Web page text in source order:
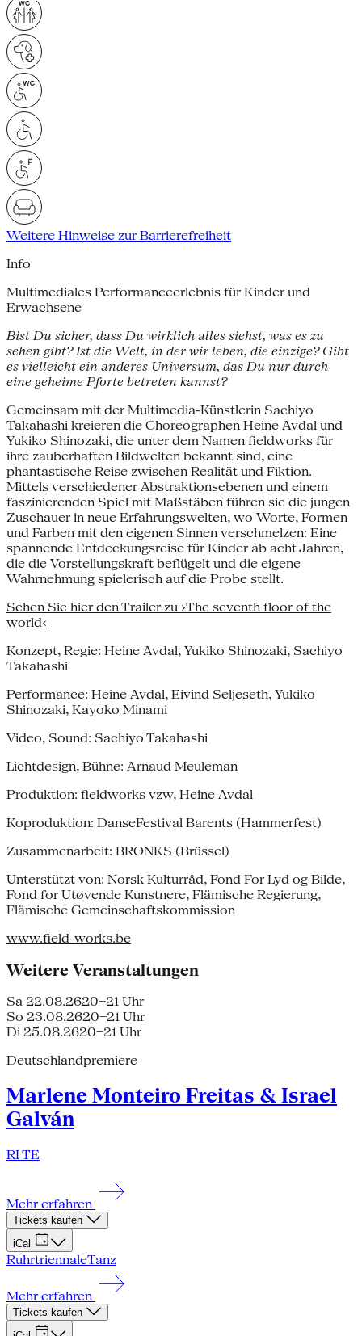
Weitere Hinweise zur Barrierefreiheit
Info
Multimediales Performanceerlebnis für Kinder und
Erwachsene
Bist Du sicher, dass Du wirklich alles siehst, was es zu
sehen gibt? Ist die Welt, in der wir leben, die einzige? Gibt
es vielleicht ein anderes Universum, das Du nur durch
eine geheime Pforte betreten kannst?
Gemeinsam mit der Multimedia-Künstlerin Sachiyo
Takahashi kreieren die Choreographen Heine Avdal und
Yukiko Shinozaki, die unter dem Namen fieldworks für
ihre zauberhaften Bildwelten bekannt sind, eine
phantastische Reise zwischen Realität und Fiktion.
Mittels verschiedener Abstraktionsebenen und einem
faszinierenden Spiel mit Maßstäben führen sie die jungen
Zuschauer in neue Erfahrungswelten, wo Worte, Formen
und Farben mit den eigenen Sinnen verschmelzen: Eine
spannende Entdeckungsreise für Kinder ab acht Jahren,
die die Vorstellungskraft beflügelt und die eigene
Wahrnehmung spielerisch auf die Probe stellt.
Sehen Sie hier den Trailer zu ›The seventh floor of the
world‹
Konzept, Regie: Heine Avdal, Yukiko Shinozaki, Sachiyo
Takahashi
Performance: Heine Avdal, Eivind Seljeseth, Yukiko
Shinozaki, Kayoko Minami
Video, Sound: Sachiyo Takahashi
Lichtdesign, Bühne: Arnaud Meuleman
Produktion: fieldworks vzw, Heine Avdal
Koproduktion: DanseFestival Barents (Hammerfest)
Zusammenarbeit: BRONKS (Brüssel)
Unterstützt von: Norsk Kulturråd, Fond For Lyd og Bilde,
Fond for Utøvende Kunstnere, Flämische Regierung,
Flämische Gemeinschaftskommission
www.field-works.be
Weitere Veranstaltungen
Sa 22.08.2620–21 Uhr
So 23.08.2620–21 Uhr
Di 25.08.2620–21 Uhr
Deutschlandpremiere
Marlene Monteiro Freitas & Israel
Galván
RI TE
Mehr erfahren
Tickets kaufen
iCal
RuhrtriennaleTanz
Mehr erfahren
Tickets kaufen